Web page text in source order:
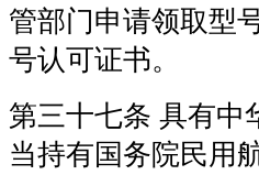
管部门申请领取型
号认可证书。
第三十七条 具有中
当持有国务院民用